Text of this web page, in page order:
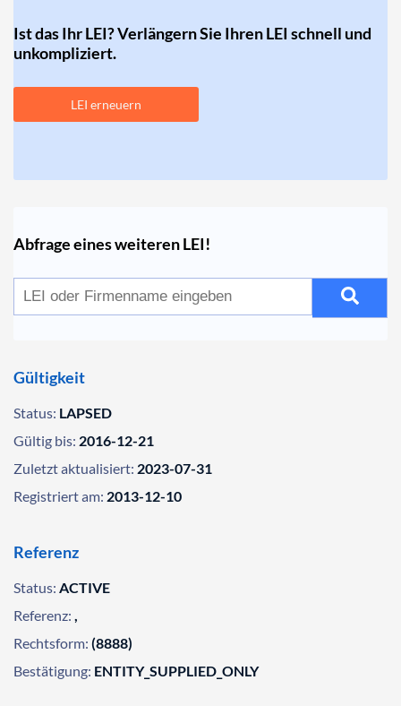
Ist das Ihr LEI? Verlängern Sie Ihren LEI schnell und
unkompliziert.
LEI erneuern
Abfrage eines weiteren LEI!
Gültigkeit
Status: LAPSED
Gültig bis: 2016-12-21
Zuletzt aktualisiert: 2023-07-31
Registriert am: 2013-12-10
Referenz
Status: ACTIVE
Referenz: ,
Rechtsform: (8888)
Bestätigung: ENTITY_SUPPLIED_ONLY